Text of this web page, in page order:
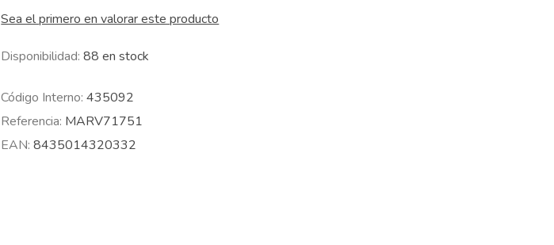
Sea el primero en valorar este producto
Disponibilidad: 88 en stock
Código Interno: 435092
Referencia: MARV71751
EAN: 8435014320332